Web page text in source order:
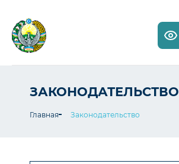
ЗАКОНОДАТЕЛЬСТВО
Главная Законодательство